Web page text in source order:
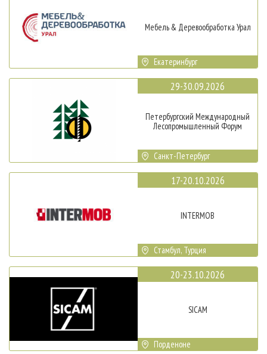
Мебель & Деревообработка Урал
Екатеринбург
29-30.09.2026
Петербургский Международный
Лесопромышленный Форум
Санкт-Петербург
17-20.10.2026
INTERMOB
Стамбул, Турция
20-23.10.2026
SICAM
Порденоне